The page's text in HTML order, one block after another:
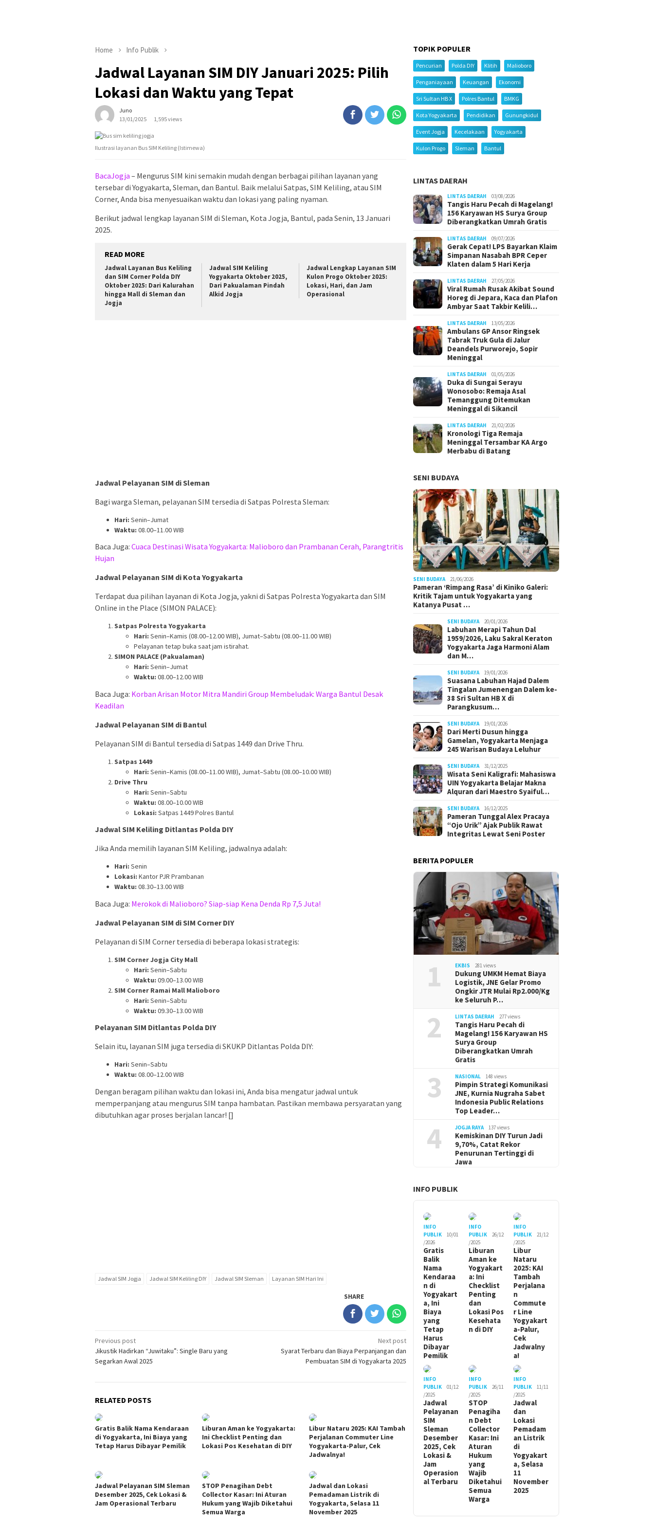
Home Info Publik
Jadwal Layanan SIM DIY Januari 2025: Pilih
Lokasi dan Waktu yang Tepat
Juno
13/01/2025
1,595 views
Ilustrasi layanan Bus SIM Keliling (Istimewa)
BacaJogja – Mengurus SIM kini semakin mudah dengan berbagai pilihan layanan yang
tersebar di Yogyakarta, Sleman, dan Bantul. Baik melalui Satpas, SIM Keliling, atau SIM
Corner, Anda bisa menyesuaikan waktu dan lokasi yang paling nyaman.
Berikut jadwal lengkap layanan SIM di Sleman, Kota Jogja, Bantul, pada Senin, 13 Januari
2025.
READ MORE
Jadwal Layanan Bus Keliling
dan SIM Corner Polda DIY
Oktober 2025: Dari Kalurahan
hingga Mall di Sleman dan
Jogja
Jadwal SIM Keliling
Yogyakarta Oktober 2025,
Dari Pakualaman Pindah
Alkid Jogja
Jadwal Lengkap Layanan SIM
Kulon Progo Oktober 2025:
Lokasi, Hari, dan Jam
Operasional
Jadwal Pelayanan SIM di Sleman
Bagi warga Sleman, pelayanan SIM tersedia di Satpas Polresta Sleman:
Hari: Senin–Jumat
Waktu: 08.00–11.00 WIB
Baca Juga: Cuaca Destinasi Wisata Yogyakarta: Malioboro dan Prambanan Cerah, Parangtritis
Hujan
Jadwal Pelayanan SIM di Kota Yogyakarta
Terdapat dua pilihan layanan di Kota Jogja, yakni di Satpas Polresta Yogyakarta dan SIM
Online in the Place (SIMON PALACE):
Satpas Polresta Yogyakarta
Hari: Senin–Kamis (08.00–12.00 WIB), Jumat–Sabtu (08.00–11.00 WIB)
Pelayanan tetap buka saat jam istirahat.
SIMON PALACE (Pakualaman)
Hari: Senin–Jumat
Waktu: 08.00–12.00 WIB
Baca Juga: Korban Arisan Motor Mitra Mandiri Group Membeludak: Warga Bantul Desak
Keadilan
Jadwal Pelayanan SIM di Bantul
Pelayanan SIM di Bantul tersedia di Satpas 1449 dan Drive Thru.
Satpas 1449
Hari: Senin–Kamis (08.00–11.00 WIB), Jumat–Sabtu (08.00–10.00 WIB)
Drive Thru
Hari: Senin–Sabtu
Waktu: 08.00–10.00 WIB
Lokasi: Satpas 1449 Polres Bantul
Jadwal SIM Keliling Ditlantas Polda DIY
Jika Anda memilih layanan SIM Keliling, jadwalnya adalah:
Hari: Senin
Lokasi: Kantor PJR Prambanan
Waktu: 08.30–13.00 WIB
Baca Juga: Merokok di Malioboro? Siap-siap Kena Denda Rp 7,5 Juta!
Jadwal Pelayanan SIM di SIM Corner DIY
Pelayanan di SIM Corner tersedia di beberapa lokasi strategis:
SIM Corner Jogja City Mall
Hari: Senin–Sabtu
Waktu: 09.00–13.00 WIB
SIM Corner Ramai Mall Malioboro
Hari: Senin–Sabtu
Waktu: 09.30–13.00 WIB
Pelayanan SIM Ditlantas Polda DIY
Selain itu, layanan SIM juga tersedia di SKUKP Ditlantas Polda DIY:
Hari: Senin–Sabtu
Waktu: 08.00–12.00 WIB
Dengan beragam pilihan waktu dan lokasi ini, Anda bisa mengatur jadwal untuk
memperpanjang atau mengurus SIM tanpa hambatan. Pastikan membawa persyaratan yang
dibutuhkan agar proses berjalan lancar! []
Jadwal SIM Jogja Jadwal SIM Keliling DIY Jadwal SIM Sleman Layanan SIM Hari Ini
SHARE
Post
navigation
Previous post
Jikustik Hadirkan “Juwitaku”: Single Baru yang
Segarkan Awal 2025
Next post
Syarat Terbaru dan Biaya Perpanjangan dan
Pembuatan SIM di Yogyakarta 2025
RELATED POSTS
Gratis Balik Nama Kendaraan
di Yogyakarta, Ini Biaya yang
Tetap Harus Dibayar Pemilik
Liburan Aman ke Yogyakarta:
Ini Checklist Penting dan
Lokasi Pos Kesehatan di DIY
Libur Nataru 2025: KAI Tambah
Perjalanan Commuter Line
Yogyakarta-Palur, Cek
Jadwalnya!
Jadwal Pelayanan SIM Sleman
Desember 2025, Cek Lokasi &
Jam Operasional Terbaru
STOP Penagihan Debt
Collector Kasar: Ini Aturan
Hukum yang Wajib Diketahui
Semua Warga
Jadwal dan Lokasi
Pemadaman Listrik di
Yogyakarta, Selasa 11
November 2025
TOPIK POPULER
Pencurian Polda DIY Klitih Malioboro
Penganiayaan Keuangan Ekonomi
Sri Sultan HB X Polres Bantul BMKG
Kota Yogyakarta Pendidikan Gunungkidul
Event Jogja Kecelakaan Yogyakarta
Kulon Progo Sleman Bantul
LINTAS DAERAH
LINTAS DAERAH 03/08/2026
Tangis Haru Pecah di Magelang!
156 Karyawan HS Surya Group
Diberangkatkan Umrah Gratis
LINTAS DAERAH 09/07/2026
Gerak Cepat! LPS Bayarkan Klaim
Simpanan Nasabah BPR Ceper
Klaten dalam 5 Hari Kerja
LINTAS DAERAH 27/05/2026
Viral Rumah Rusak Akibat Sound
Horeg di Jepara, Kaca dan Plafon
Ambyar Saat Takbir Kelili…
LINTAS DAERAH 13/05/2026
Ambulans GP Ansor Ringsek
Tabrak Truk Gula di Jalur
Deandels Purworejo, Sopir
Meninggal
LINTAS DAERAH 01/05/2026
Duka di Sungai Serayu
Wonosobo: Remaja Asal
Temanggung Ditemukan
Meninggal di Sikancil
LINTAS DAERAH 21/02/2026
Kronologi Tiga Remaja
Meninggal Tersambar KA Argo
Merbabu di Batang
SENI BUDAYA
SENI BUDAYA 21/06/2026
Pameran ‘Rimpang Rasa’ di Kiniko Galeri:
Kritik Tajam untuk Yogyakarta yang
Katanya Pusat …
SENI BUDAYA 20/01/2026
Labuhan Merapi Tahun Dal
1959/2026, Laku Sakral Keraton
Yogyakarta Jaga Harmoni Alam
dan M…
SENI BUDAYA 19/01/2026
Suasana Labuhan Hajad Dalem
Tingalan Jumenengan Dalem ke-
38 Sri Sultan HB X di
Parangkusum…
SENI BUDAYA 19/01/2026
Dari Merti Dusun hingga
Gamelan, Yogyakarta Menjaga
245 Warisan Budaya Leluhur
SENI BUDAYA 31/12/2025
Wisata Seni Kaligrafi: Mahasiswa
UIN Yogyakarta Belajar Makna
Alquran dari Maestro Syaiful…
SENI BUDAYA 16/12/2025
Pameran Tunggal Alex Pracaya
“Ojo Urik” Ajak Publik Rawat
Integritas Lewat Seni Poster
BERITA POPULER
1 EKBIS 281 views
Dukung UMKM Hemat Biaya
Logistik, JNE Gelar Promo
Ongkir JTR Mulai Rp2.000/Kg
ke Seluruh P…
2 LINTAS DAERAH 277 views
Tangis Haru Pecah di
Magelang! 156 Karyawan HS
Surya Group
Diberangkatkan Umrah
Gratis
3 NASIONAL 148 views
Pimpin Strategi Komunikasi
JNE, Kurnia Nugraha Sabet
Indonesia Public Relations
Top Leader…
4 JOGJA RAYA 137 views
Kemiskinan DIY Turun Jadi
9,70%, Catat Rekor
Penurunan Tertinggi di
Jawa
INFO PUBLIK
INFO
PUBLIK
10/01
/2026
Gratis
Balik
Nama
Kendaraa
n di
Yogyakart
a, Ini
Biaya
yang
Tetap
Harus
Dibayar
Pemilik
INFO
PUBLIK
26/12
/2025
Liburan
Aman ke
Yogyakart
a: Ini
Checklist
Penting
dan
Lokasi Pos
Kesehata
n di DIY
INFO
PUBLIK
21/12
/2025
Libur
Nataru
2025: KAI
Tambah
Perjalana
n
Commute
r Line
Yogyakart
a-Palur,
Cek
Jadwalny
a!
INFO
PUBLIK
01/12
/2025
Jadwal
Pelayanan
SIM
Sleman
Desember
2025, Cek
Lokasi &
Jam
Operasion
al Terbaru
INFO
PUBLIK
26/11
/2025
STOP
Penagiha
n Debt
Collector
Kasar: Ini
Aturan
Hukum
yang
Wajib
Diketahui
Semua
Warga
INFO
PUBLIK
11/11
/2025
Jadwal
dan
Lokasi
Pemadam
an Listrik
di
Yogyakart
a, Selasa
11
November
2025